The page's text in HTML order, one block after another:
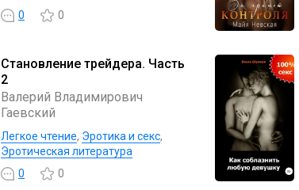
0
0
Становление трейдера. Часть
2
Валерий Владимирович
Гаевский
Легкое чтение, Эротика и секс,
Эротическая литература
0
0